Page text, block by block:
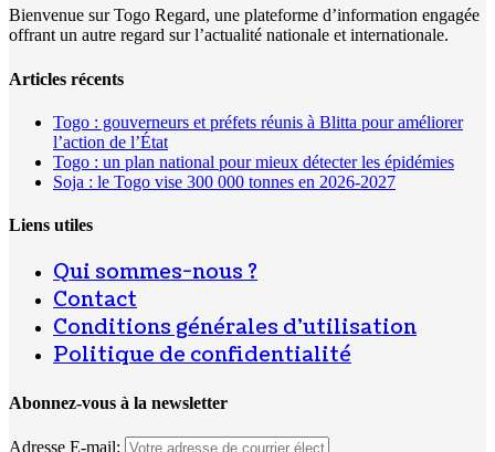
Bienvenue sur Togo Regard, une plateforme d’information engagée
offrant un autre regard sur l’actualité nationale et internationale.
Articles récents
Togo : gouverneurs et préfets réunis à Blitta pour améliorer
l’action de l’État
Togo : un plan national pour mieux détecter les épidémies
Soja : le Togo vise 300 000 tonnes en 2026-2027
Liens utiles
Qui sommes-nous ?
Contact
Conditions générales d’utilisation
Politique de confidentialité
Abonnez-vous à la newsletter
Adresse E-mail: